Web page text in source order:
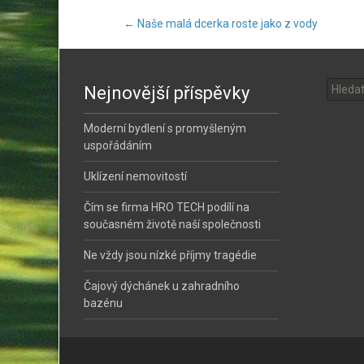
Post
navigation
← Naše malá dcerka roste jako z vody
Nejnovější příspěvky
Moderní bydlení s promyšleným
uspořádáním
Uklízení nemovitostí
Čím se firma HRO TECH podílí na
současném životě naší společnosti
Ne vždy jsou nízké příjmy tragédie
Čajový dýchánek u zahradního
bazénu